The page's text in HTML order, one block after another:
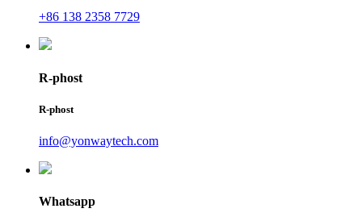
+86 138 2358 7729
R-phost
R-phost
info@yonwaytech.com
Whatsapp